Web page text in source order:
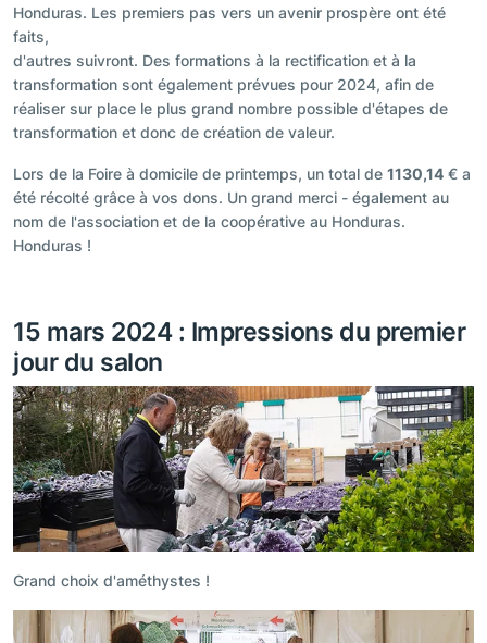
Honduras. Les premiers pas vers un avenir prospère ont été
faits,
d'autres suivront. Des formations à la rectification et à la
transformation sont également prévues pour 2024, afin de
réaliser sur place le plus grand nombre possible d'étapes de
transformation et donc de création de valeur.
Lors de la Foire à domicile de printemps, un total de 1130,14 € a
été récolté grâce à vos dons. Un grand merci - également au
nom de l'association et de la coopérative au Honduras.
Honduras !
15 mars 2024 : Impressions du premier
jour du salon
Grand choix d'améthystes !